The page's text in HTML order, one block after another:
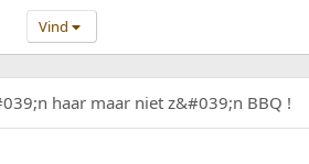
Vind
haar maar niet z&#039;n BBQ !